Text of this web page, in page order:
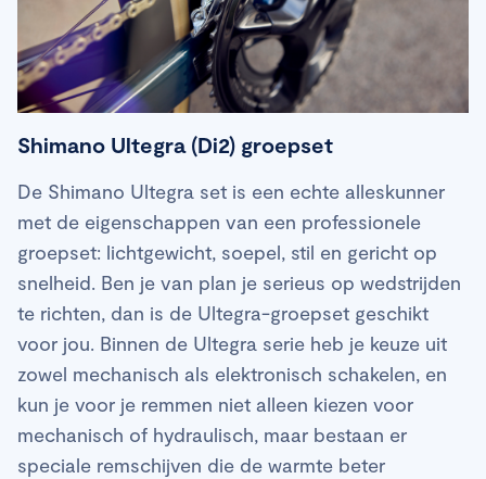
Shimano Ultegra (Di2) groepset
De Shimano Ultegra set is een echte alleskunner
met de eigenschappen van een professionele
groepset: lichtgewicht, soepel, stil en gericht op
snelheid. Ben je van plan je serieus op wedstrijden
te richten, dan is de Ultegra-groepset geschikt
voor jou. Binnen de Ultegra serie heb je keuze uit
zowel mechanisch als elektronisch schakelen, en
kun je voor je remmen niet alleen kiezen voor
mechanisch of hydraulisch, maar bestaan er
speciale remschijven die de warmte beter